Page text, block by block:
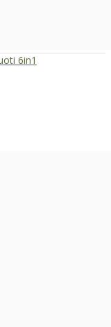
6in1